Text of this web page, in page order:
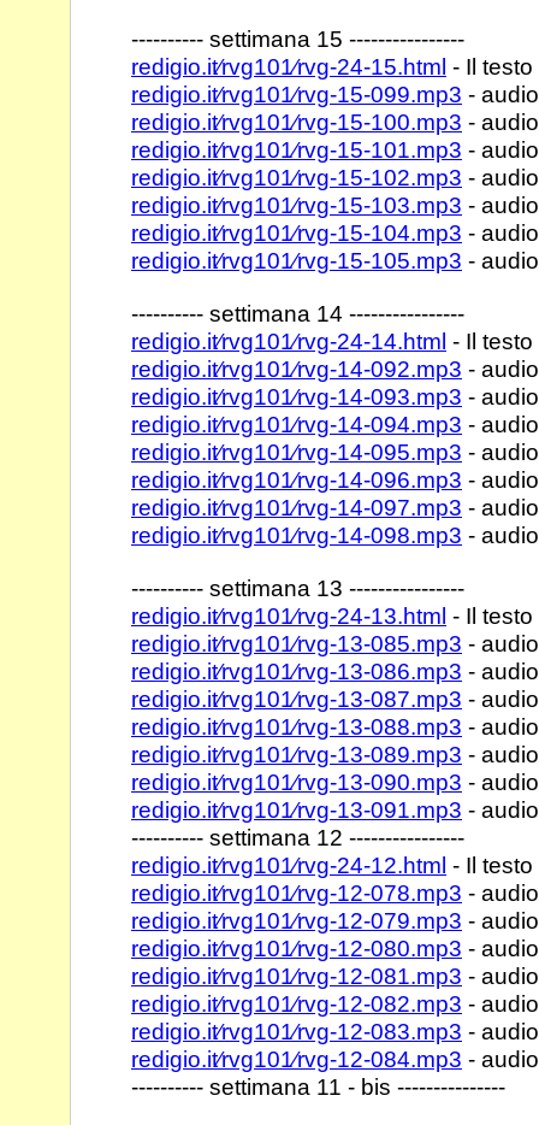
---------- settimana 15 ----------------
redigio.it⁄rvg101⁄rvg-24-15.html - Il
redigio.it⁄rvg101⁄rvg-15-099.mp3 -
redigio.it⁄rvg101⁄rvg-15-100.mp3 -
redigio.it⁄rvg101⁄rvg-15-101.mp3 -
redigio.it⁄rvg101⁄rvg-15-102.mp3 -
redigio.it⁄rvg101⁄rvg-15-103.mp3 -
redigio.it⁄rvg101⁄rvg-15-104.mp3 -
redigio.it⁄rvg101⁄rvg-15-105.mp3 -
---------- settimana 14 ----------------
redigio.it⁄rvg101⁄rvg-24-14.html - Il
redigio.it⁄rvg101⁄rvg-14-092.mp3 -
redigio.it⁄rvg101⁄rvg-14-093.mp3 -
redigio.it⁄rvg101⁄rvg-14-094.mp3 -
redigio.it⁄rvg101⁄rvg-14-095.mp3 -
redigio.it⁄rvg101⁄rvg-14-096.mp3 -
redigio.it⁄rvg101⁄rvg-14-097.mp3 -
redigio.it⁄rvg101⁄rvg-14-098.mp3 -
---------- settimana 13 ----------------
redigio.it⁄rvg101⁄rvg-24-13.html - Il
redigio.it⁄rvg101⁄rvg-13-085.mp3 -
redigio.it⁄rvg101⁄rvg-13-086.mp3 -
redigio.it⁄rvg101⁄rvg-13-087.mp3 -
redigio.it⁄rvg101⁄rvg-13-088.mp3 -
redigio.it⁄rvg101⁄rvg-13-089.mp3 -
redigio.it⁄rvg101⁄rvg-13-090.mp3 -
redigio.it⁄rvg101⁄rvg-13-091.mp3 -
---------- settimana 12 ----------------
redigio.it⁄rvg101⁄rvg-24-12.html - Il
redigio.it⁄rvg101⁄rvg-12-078.mp3 -
redigio.it⁄rvg101⁄rvg-12-079.mp3 -
redigio.it⁄rvg101⁄rvg-12-080.mp3 -
redigio.it⁄rvg101⁄rvg-12-081.mp3 -
redigio.it⁄rvg101⁄rvg-12-082.mp3 -
redigio.it⁄rvg101⁄rvg-12-083.mp3 -
redigio.it⁄rvg101⁄rvg-12-084.mp3 -
---------- settimana 11 - bis ---------------